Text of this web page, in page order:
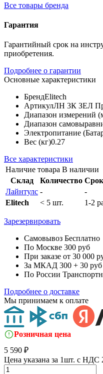
Все товары бренда
Гарантия
Гарантийный срок на
приобретения.
Подробнее о гарантии
Основные характеристики
БрендElitech
АртикулЛН 3К ЗЕЛ
Диапазон измерений
Диапазон
Электропитание
Вес (кг)0.27
Все характеристики
Наличие товара В наличии
Склад
Количество
Лайнтулс -
-
Elitech
< 5 шт. 1-2
Зарезервировать
Самовывоз Бесплатно
По Москве 300 руб
При заказе от 30 000
За МКАД 300 + 30
По России
Подробнее о доставке
Мы принимаем к оплате
Розничная цена
5 590 ₽
Цена указана за 1шт. с НДС